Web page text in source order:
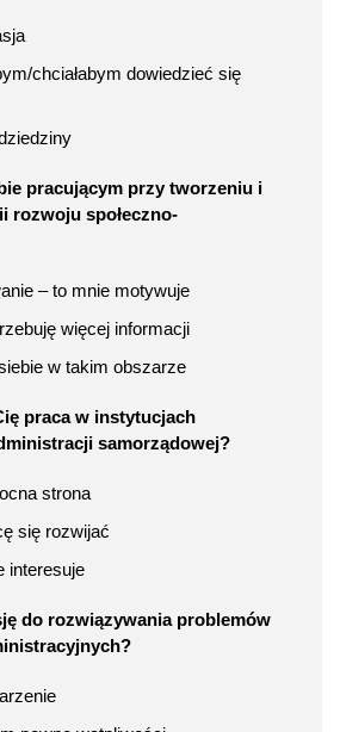
chciałabym dowiedzieć się
pracującym przy tworzeniu i
rozwoju społeczno-
– to mnie motywuje
więcej informacji
w takim obszarze
praca w instytucjach
samorządowej?
strona
się rozwijać
interesuje
do rozwiązywania problemów